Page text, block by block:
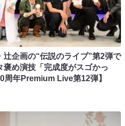
辻企画の“伝説のライブ”第2弾で
褒め演技「完成度がスゴかっ
周年Premium Live第12弾】